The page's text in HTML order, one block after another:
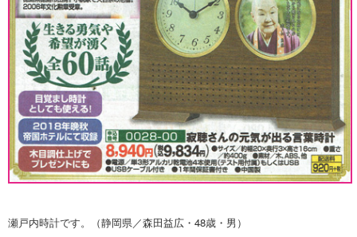
瀬戸内時計です。（静岡県／森田益広・48歳・男）